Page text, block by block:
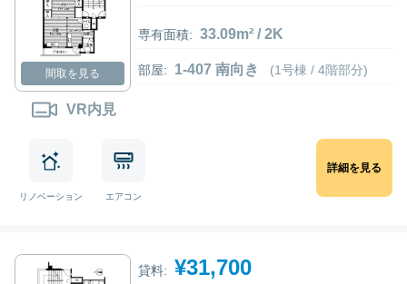
間取を見る
VR内見
専有面積: 33.09m² / 2K
部屋: 1-407 南向き (1号棟 / 4階部分)
リノベーション エアコン
詳細を見る
貸料: ¥31,700